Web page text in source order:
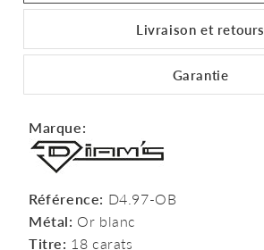
Livraison et retours
Garantie
Marque:
Référence: D4.97-OB
Métal: Or blanc
Titre: 18 carats